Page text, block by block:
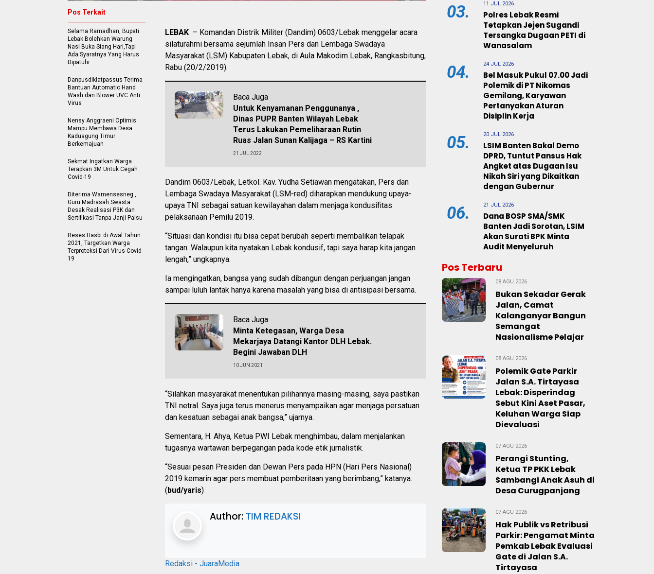
LEBAK – Komandan Distrik Militer (Dandim) 0603/Lebak menggelar acara
silaturahmi bersama sejumlah Insan Pers dan Lembaga Swadaya
Masyarakat (LSM) Kabupaten Lebak, di Aula Makodim Lebak, Rangkasbitung,
Rabu (20/2/2019).
Baca Juga
Untuk Kenyamanan Penggunanya ,
Dinas PUPR Banten Wilayah Lebak
Terus Lakukan Pemeliharaan Rutin
Ruas Jalan Sunan Kalijaga – RS Kartini
21 JUL 2022
Dandim 0603/Lebak, Letkol. Kav. Yudha Setiawan mengatakan, Pers dan
Lembaga Swadaya Masyarakat (LSM-red) diharapkan mendukung upaya-
upaya TNI sebagai satuan kewilayahan dalam menjaga kondusifitas
pelaksanaan Pemilu 2019.
“Situasi dan kondisi itu bisa cepat berubah seperti membalikan telapak
tangan. Walaupun kita nyatakan Lebak kondusif, tapi saya harap kita jangan
lengah,” ungkapnya.
Ia mengingatkan, bangsa yang sudah dibangun dengan perjuangan jangan
sampai luluh lantak hanya karena masalah yang bisa di antisipasi bersama.
Baca Juga
Minta Ketegasan, Warga Desa
Mekarjaya Datangi Kantor DLH Lebak.
Begini Jawaban DLH
10 JUN 2021
“Silahkan masyarakat menentukan pilihannya masing-masing, saya pastikan
TNI netral. Saya juga terus menerus menyampaikan agar menjaga persatuan
dan kesatuan sebagai anak bangsa,” ujarnya.
Sementara, H. Ahya, Ketua PWI Lebak menghimbau, dalam menjalankan
tugasnya wartawan berpegangan pada kode etik jurnalistik.
“Sesuai pesan Presiden dan Dewan Pers pada HPN (Hari Pers Nasional)
2019 kemarin agar pers membuat pemberitaan yang berimbang,” katanya.
(bud/yaris)
Author: TIM REDAKSI
Redaksi - JuaraMedia
Pos Terkait
Selama Ramadhan, Bupati
Lebak Bolehkan Warung
Nasi Buka Siang Hari,Tapi
Ada Syaratnya Yang Harus
Dipatuhi
Danpusdiklatpassus Terima
Bantuan Automatic Hand
Wash dan Blower UVC Anti
Virus
Nensy Anggraeni Optimis
Mampu Membawa Desa
Kaduagung Timur
Berkemajuan
Sekmat Ingatkan Warga
Terapkan 3M Untuk Cegah
Covid-19
Diterima Wamensesneg ,
Guru Madrasah Swasta
Desak Realisasi P3K dan
Sertifikasi Tanpa Janji Palsu
Reses Hasbi di Awal Tahun
2021, Targetkan Warga
Terproteksi Dari Virus Covid-
19
03. 11 JUL 2026
Polres Lebak Resmi
Tetapkan Jejen Sugandi
Tersangka Dugaan PETI di
Wanasalam
04. 24 JUL 2026
Bel Masuk Pukul 07.00 Jadi
Polemik di PT Nikomas
Gemilang, Karyawan
Pertanyakan Aturan
Disiplin Kerja
05. 20 JUL 2026
LSIM Banten Bakal Demo
DPRD, Tuntut Pansus Hak
Angket atas Dugaan Isu
Nikah Siri yang Dikaitkan
dengan Gubernur
06. 21 JUL 2026
Dana BOSP SMA/SMK
Banten Jadi Sorotan, LSIM
Akan Surati BPK Minta
Audit Menyeluruh
Pos Terbaru
08 AGU 2026
Bukan Sekadar Gerak
Jalan, Camat
Kalanganyar Bangun
Semangat
Nasionalisme Pelajar
08 AGU 2026
Polemik Gate Parkir
Jalan S.A. Tirtayasa
Lebak: Disperindag
Sebut Kini Aset Pasar,
Keluhan Warga Siap
Dievaluasi
07 AGU 2026
Perangi Stunting,
Ketua TP PKK Lebak
Sambangi Anak Asuh di
Desa Curugpanjang
07 AGU 2026
Hak Publik vs Retribusi
Parkir: Pengamat Minta
Pemkab Lebak Evaluasi
Gate di Jalan S.A.
Tirtayasa